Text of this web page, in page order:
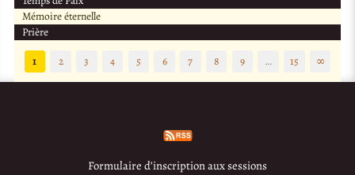
Mémoire éternelle
Prière
1
2 3 4 5 6 7 8 9 … 15 ∞
Formulaire d’inscription aux sessions